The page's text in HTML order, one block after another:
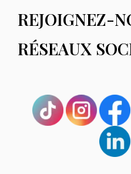
REJOIGNEZ-
RÉSEAUX